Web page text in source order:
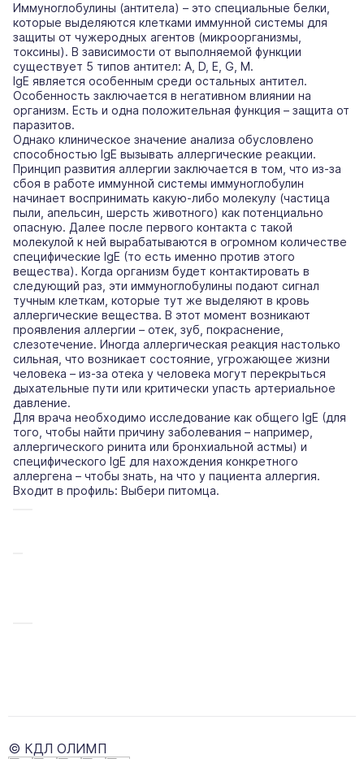
Иммуноглобулины (антитела) – это специальные белки,
которые выделяются клетками иммунной системы для
защиты от чужеродных агентов (микроорганизмы,
токсины). В зависимости от выполняемой функции
существует 5 типов антител: A, D, E, G, M.
IgE является особенным среди остальных антител.
Особенность заключается в негативном влиянии на
организм. Есть и одна положительная функция – защита от
паразитов.
Однако клиническое значение анализа обусловлено
способностью IgE вызывать аллергические реакции.
Принцип развития аллергии заключается в том, что из-за
сбоя в работе иммунной системы иммуноглобулин
начинает воспринимать какую-либо молекулу (частица
пыли, апельсин, шерсть животного) как потенциально
опасную. Далее после первого контакта с такой
молекулой к ней вырабатываются в огромном количестве
специфические IgE (то есть именно против этого
вещества). Когда организм будет контактировать в
следующий раз, эти иммуноглобулины подают сигнал
тучным клеткам, которые тут же выделяют в кровь
аллергические вещества. В этот момент возникают
проявления аллергии – отек, зуб, покраснение,
слезотечение. Иногда аллергическая реакция настолько
сильная, что возникает состояние, угрожающее жизни
человека – из-за отека у человека могут перекрыться
дыхательные пути или критически упасть артериальное
давление.
Для врача необходимо исследование как общего IgE (для
того, чтобы найти причину заболевания – например,
аллергического ринита или бронхиальной астмы) и
специфического IgE для нахождения конкретного
аллергена – чтобы знать, на что у пациента аллергия.
Входит в профиль: Выбери питомца.
© КДЛ ОЛИМП